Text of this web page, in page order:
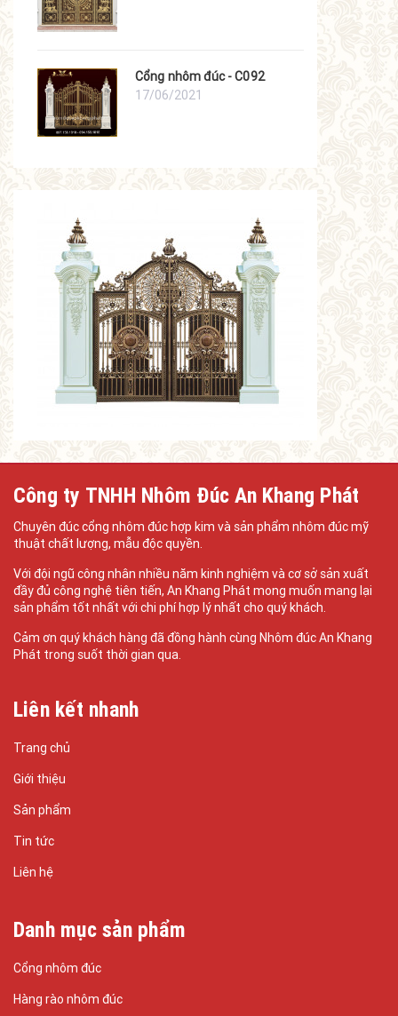
Cổng nhôm đúc - C092
17/06/2021
Công ty TNHH Nhôm Đúc An Khang Phát
Chuyên đúc cổng nhôm đúc hợp kim và sản phẩm nhôm đúc mỹ
thuật chất lượng, mẫu độc quyền.
Với đội ngũ công nhân nhiều năm kinh nghiệm và cơ sở sản xuất
đầy đủ công nghệ tiên tiến, An Khang Phát mong muốn mang lại
sản phẩm tốt nhất với chi phí hợp lý nhất cho quý khách.
Cảm ơn quý khách hàng đã đồng hành cùng Nhôm đúc An Khang
Phát trong suốt thời gian qua.
Liên kết nhanh
Trang chủ
Giới thiệu
Sản phẩm
Tin tức
Liên hệ
Danh mục sản phẩm
Cổng nhôm đúc
Hàng rào nhôm đúc